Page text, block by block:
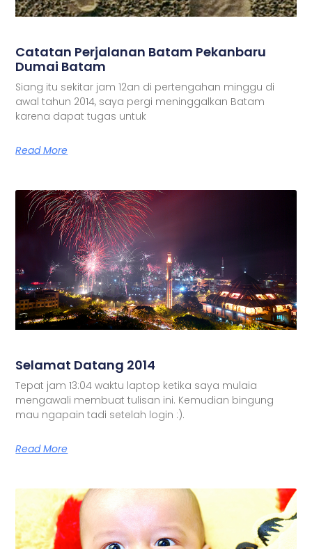
Catatan Perjalanan Batam Pekanbaru
Dumai Batam
Siang itu sekitar jam 12an di pertengahan minggu di
awal tahun 2014, saya pergi meninggalkan Batam
karena dapat tugas untuk
Read More
Selamat Datang 2014
Tepat jam 13:04 waktu laptop ketika saya mulaia
mengawali membuat tulisan ini. Kemudian bingung
mau ngapain tadi setelah login :).
Read More